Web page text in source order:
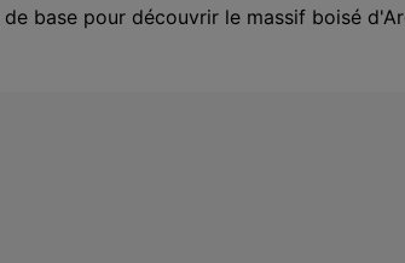
base pour découvrir le massif boisé